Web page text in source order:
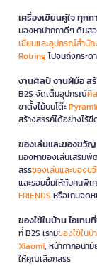
เครื่องเขียนคู่ใจ ทุก
มองหาปากกาดีๆ ดินส
เขียนและอุปกรณ์สำนัก
Rotringไปจนถึงกระด
งานศิลป์ งานฝีมือ ส
B2S จัดเต็มอุปกรณ์ศิ
ขาตั้งไม้บนโต๊ะ
สร้างสรรค์ได้อย่างไร้
ของเล่นและของขวั
มองหาของเล่นเสริม
สรรของเล่นและของข
และรอยยิ้มให้กับคนพิเ
FRIENDS หรือเกมจด
ของใช้ในบ้าน ไอเท
ที่ B2S เรามีของใช้ในบ้
Xiaomi, หน้ากากอนา
ให้คุณเลือกสรร